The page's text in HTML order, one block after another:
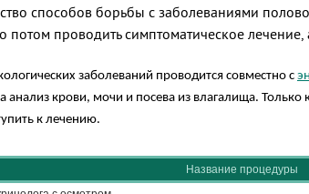
способов борьбы с заболеваниями
потом проводить симптоматическое
заболеваний проводится совместно с
анализ крови, мочи и посева из влагалища.
к лечению.
Название процедуры